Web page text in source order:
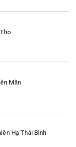
Mãn
Hạ Thái Bình